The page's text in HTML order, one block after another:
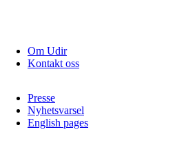
Om Udir
Kontakt oss
Presse
Nyhetsvarsel
English pages